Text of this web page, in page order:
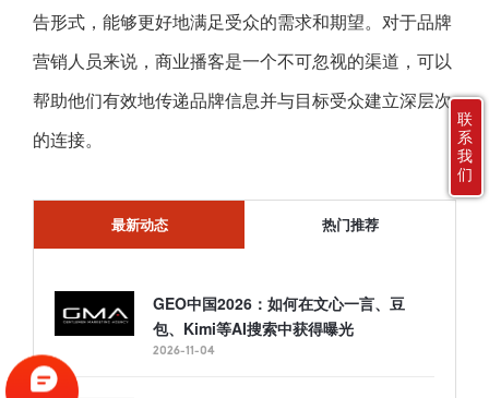
告形式，能够更好地满足受众的需求和期望。对于品牌
营销人员来说，商业播客是一个不可忽视的渠道，可以
帮助他们有效地传递品牌信息并与目标受众建立深层次
的连接。
最新动态 热门推荐
GEO中国2026：如何在文心一言、豆
包、Kimi等AI搜索中获得曝光
2026-11-04
联
系
我
们